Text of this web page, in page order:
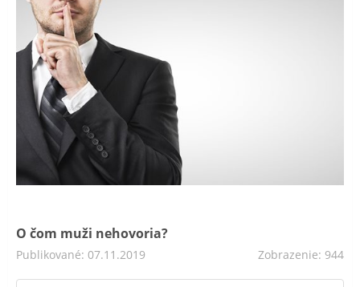
O čom muži nehovoria?
Publikované: 07.11.2019 Zobrazenie: 944